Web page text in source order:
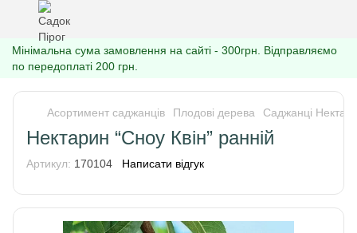
Мінімальна сума замовлення на сайті - 300грн. Відправляємо
по передоплаті 200 грн.
Асортимент саджанців Плодові дерева Саджанці
Нектарин “Сноу Квін” ранній
Артикул: 170104 Написати відгук